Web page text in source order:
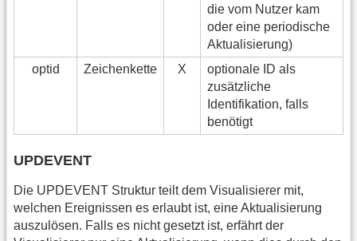
die vom Nutzer kam
oder eine periodische
Aktualisierung)
optid
Zeichenkette X
optionale ID als
zusätzliche
Identifikation, falls
benötigt
UPDEVENT
Die UPDEVENT Struktur teilt dem Visualisierer mit,
welchen Ereignissen es erlaubt ist, eine Aktualisierung
auszulösen. Falls es nicht gesetzt ist, erfährt der